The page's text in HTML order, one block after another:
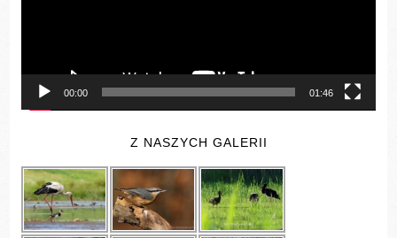
00:00 01:46
Z NASZYCH GALERII